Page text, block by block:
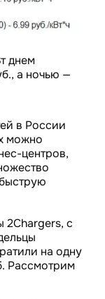
днем
а ночью —
в России
можно
центров,
с
на одну
Рассмотрим